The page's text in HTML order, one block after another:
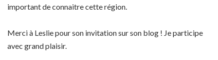
important de connaitre cette région.
Merci à Leslie pour son invitation sur son blog ! Je participe
avec grand plaisir.